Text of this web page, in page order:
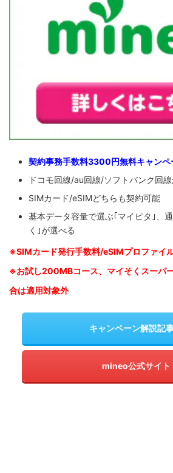
契約事務手数料3300円無料キャンペ
ドコモ回線/au回線/ソフトバンク回
SIMカード/eSIMどちらも契約可能
基本データ容量で選ぶ｢マイピタ｣、
く｣が選べる
※SIMカード発行手数料/eSIMプロファイ
※お試し200MBコース、マイそくスーパ
合は適用対象外
キャンペーン解説記
mineo公式サイト